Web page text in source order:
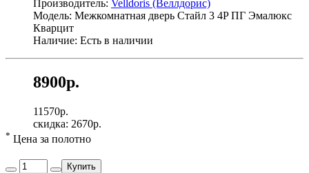
Производитель: Velldoris (Веллдорис)
Модель: Межкомнатная дверь Стайл 3 4P ПГ Эмалюкс
Кварцит
Наличие: Есть в наличии
8900р.
11570р.
скидка: 2670р.
* Цена за полотно
Купить